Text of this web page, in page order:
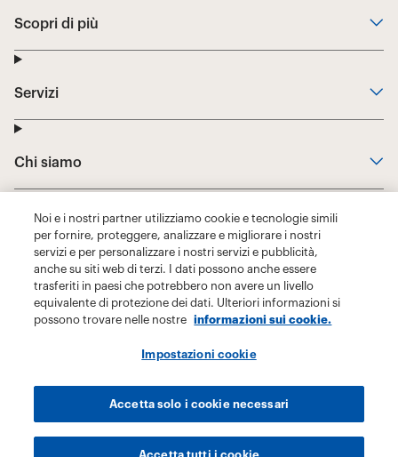
Noi e i nostri partner utilizziamo cookie e tecnologie simili
per fornire, proteggere, analizzare e migliorare i nostri
servizi e per personalizzare i nostri servizi e pubblicità,
anche su siti web di terzi. I dati possono anche essere
trasferiti in paesi che potrebbero non avere un livello
equivalente di protezione dei dati. Ulteriori informazioni si
possono trovare nelle nostre
informazioni sui cookie.
Impostazioni cookie
Accetta solo i cookie necessari